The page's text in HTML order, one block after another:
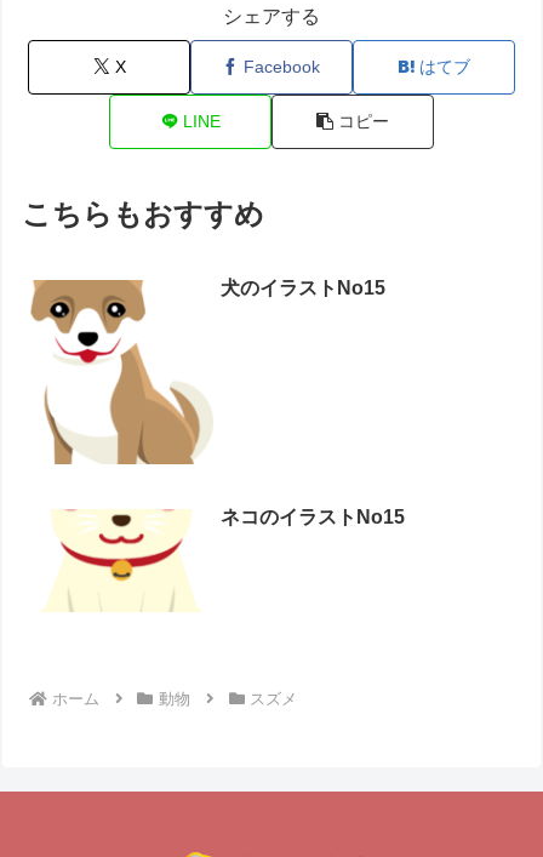
シェアする
X Facebook はてブ
LINE コピー
こちらもおすすめ
犬のイラストNo15
ネコのイラストNo15
ホーム 動物 スズメ